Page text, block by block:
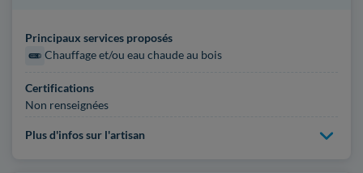
Principaux services proposés
Chauffage et/ou eau chaude au bois
Certifications
Non renseignées
Plus d'infos sur l'artisan